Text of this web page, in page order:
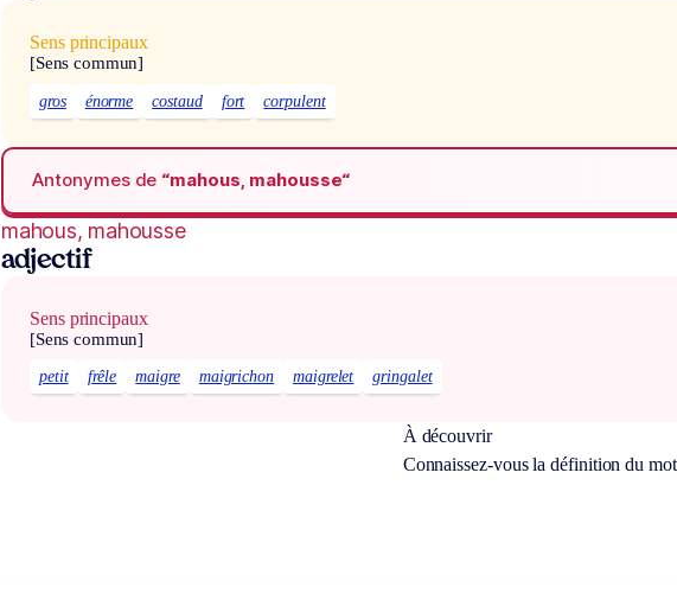
Sens principaux
[Sens commun]
gros énorme costaud fort corpulent
Antonymes de “mahous, mahousse“
mahous, mahousse
adjectif
Sens principaux
[Sens commun]
petit frêle maigre maigrichon maigrelet gringalet
À découvrir
Connaissez-vous la définition du mot